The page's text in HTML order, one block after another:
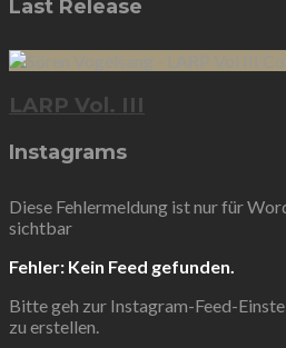
Last Release
LARP Vol. III
Instagrams
Diese Fehlermeldung ist nur für
sichtbar
Fehler: Kein Feed gefunden.
Bitte geh zur Instagram-Feed-
zu erstellen.